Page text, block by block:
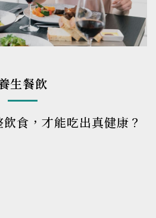
生餐飲
食，才能吃出真健康？